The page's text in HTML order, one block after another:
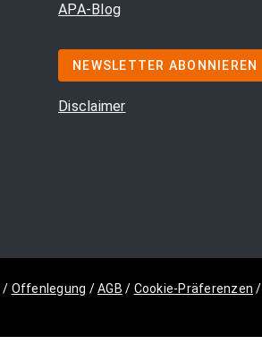
APA-Blog
NEWSLETTER ABONNIEREN
Disclaimer
/ Offenlegung /AGB / Cookie-Präferenzen /